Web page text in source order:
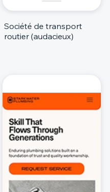
Société de transport
routier (audacieux)